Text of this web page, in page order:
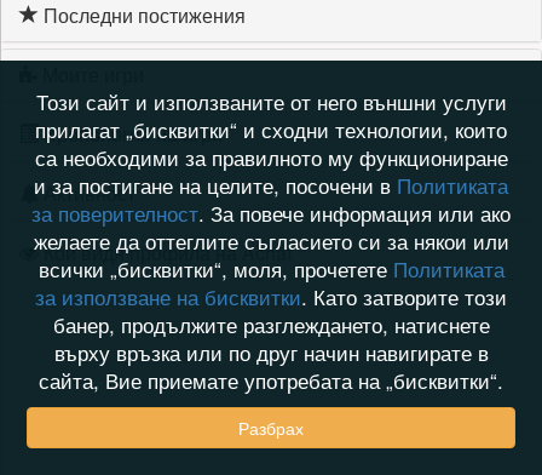
Последни постижения
Хронология на игри
Активност
Кой видя профила на Achat
Този сайт и използваните от него външни услуги
прилагат „бисквитки“ и сходни технологии, които
са необходими за правилното му функциониране
и за постигане на целите, посочени в Политиката
за поверителност. За повече информация или ако
желаете да оттеглите съгласието си за някои или
всички „бисквитки“, моля, прочетете Политиката
за използване на бисквитки. Като затворите този
банер, продължите разглеждането, натиснете
върху връзка или по друг начин навигирате в
сайта, Вие приемате употребата на „бисквитки“.
Разбрах